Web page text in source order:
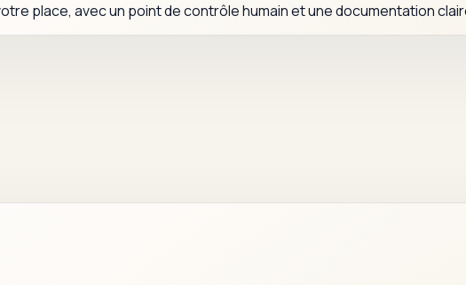
place, avec un point de contrôle humain et une documentation